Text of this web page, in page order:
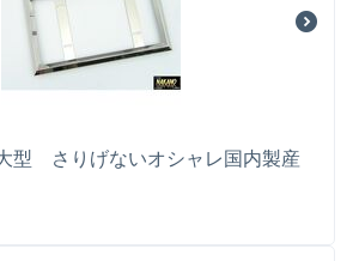
さりげないオシャレ国内製産